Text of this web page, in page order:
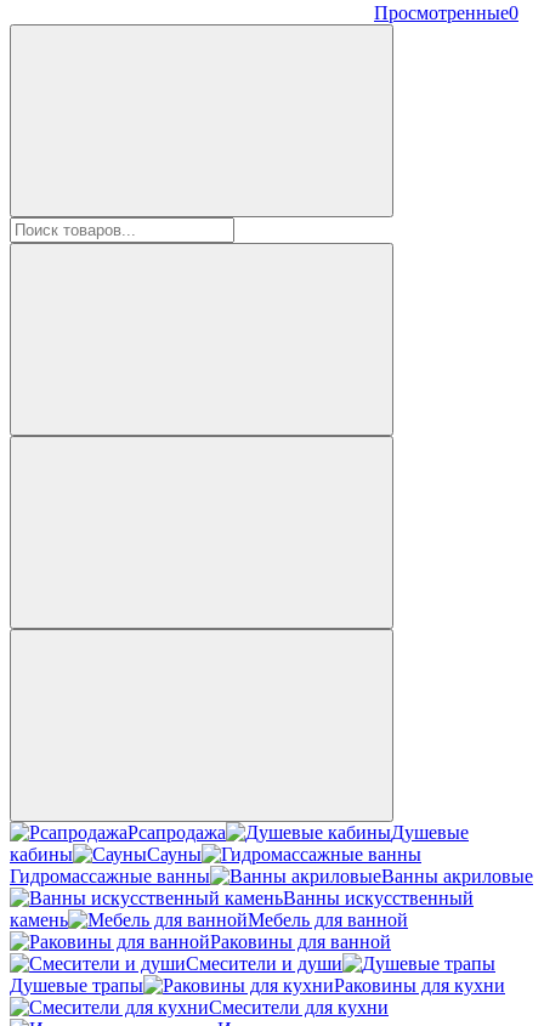
Просмотренные0
Рсапродажа
Душевые
кабины
Сауны
Гидромассажные ванны
Ванны акриловые
Ванны искусственный
камень
Мебель для ванной
Раковины для ванной
Смесители и души
Душевые трапы
Раковины для кухни
Смесители для кухни